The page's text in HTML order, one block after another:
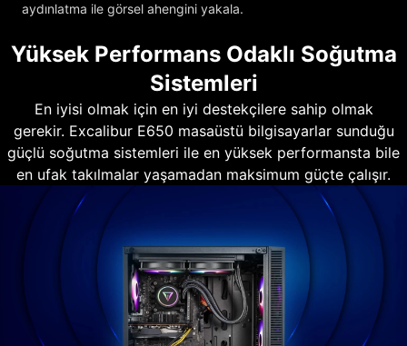
aydınlatma ile görsel ahengini yakala.
Yüksek Performans Odaklı Soğutma
Sistemleri
En iyisi olmak için en iyi destekçilere sahip olmak
gerekir. Excalibur E650 masaüstü bilgisayarlar sunduğu
güçlü soğutma sistemleri ile en yüksek performansta bile
en ufak takılmalar yaşamadan maksimum güçte çalışır.